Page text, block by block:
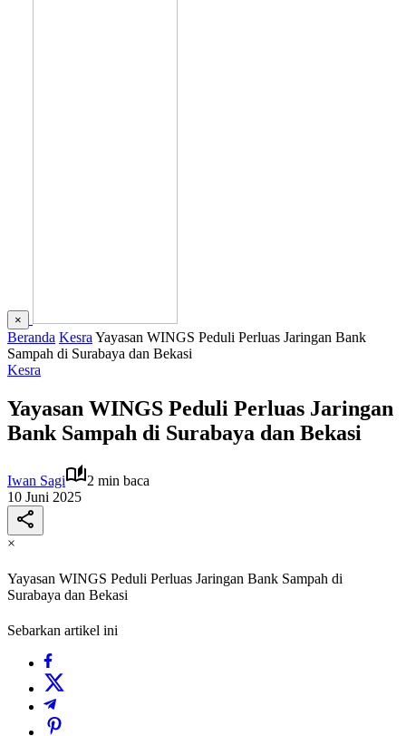
×
Beranda Kesra Yayasan WINGS Peduli Perluas Jaringan Bank
Sampah di Surabaya dan Bekasi
Kesra
Yayasan WINGS Peduli Perluas Jaringan
Bank Sampah di Surabaya dan Bekasi
Iwan Sagi
2 min baca
10 Juni 2025
×
Yayasan WINGS Peduli Perluas Jaringan Bank Sampah di
Surabaya dan Bekasi
Sebarkan artikel ini